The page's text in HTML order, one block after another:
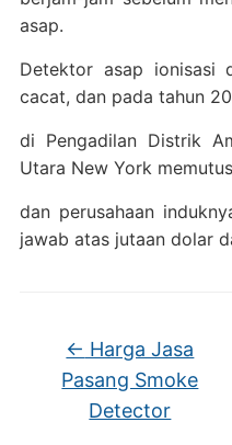
asap.
Detektor asap ionisasi
cacat, dan pada tahun
di Pengadilan Distrik
Utara New York
dan perusahaan
jawab atas jutaan dolar
← Harga Jasa
Pasang Smoke
Detector